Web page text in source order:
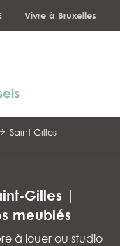
Vivre à Bruxelles
Saint-Gilles
Gilles |
meublés
à louer ou studio